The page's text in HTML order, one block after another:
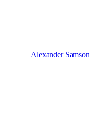
Alexander Samson